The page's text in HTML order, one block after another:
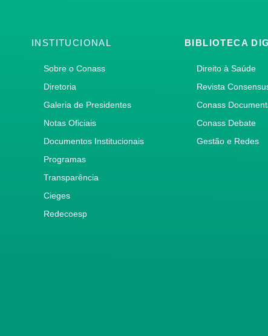
INSTITUCIONAL
Sobre o Conass
Diretoria
Galeria de Presidentes
Notas Oficiais
Documentos Institucionais
Programas
Transparência
Cieges
Redecoesp
BIBLIOTECA
Direito à Saúde
Revista
Conass
Conass Debate
Gestão e Redes